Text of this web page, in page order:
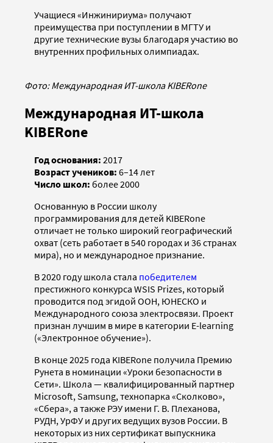
Учащиеся «Инжинириума» получают
преимущества при поступлении в МГТУ и
другие технические вузы благодаря участию во
внутренних профильных олимпиадах.
Фото: Международная ИТ-школа KIBERone
Международная ИТ-школа
KIBERone
Год основания: 2017
Возраст учеников: 6–14 лет
Число школ: более 2000
Основанную в России школу
программирования для детей KIBERone
отличает не только широкий географический
охват (сеть работает в 540 городах и 36 странах
мира), но и международное признание.
В 2020 году школа стала победителем
престижного конкурса WSIS Prizes, который
проводится под эгидой ООН, ЮНЕСКО и
Международного союза электросвязи. Проект
признан лучшим в мире в категории E-learning
(«Электронное обучение»).
В конце 2025 года KIBERone получила Премию
Рунета в номинации «Уроки безопасности в
Сети». Школа — квалифицированный партнер
Microsoft, Samsung, технопарка «Сколково»,
«Сбера», а также РЭУ имени Г. В. Плеханова,
РУДН, УрФУ и других ведущих вузов России. В
некоторых из них сертификат выпускника